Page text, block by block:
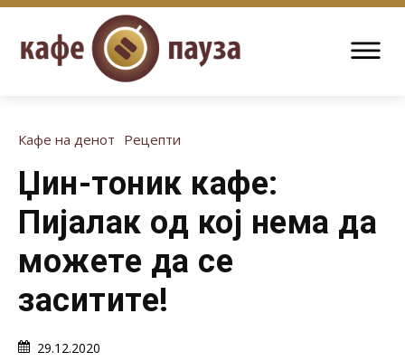
Кафе на денот Рецепти
Џин-тоник кафе:
Пијалак од кој нема да
можете да се
заситите!
29.12.2020